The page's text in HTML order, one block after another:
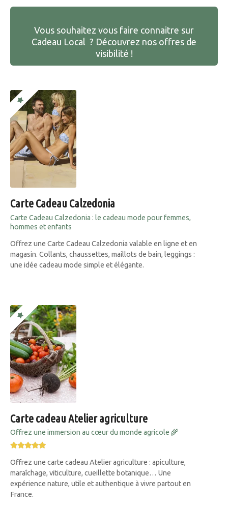
Vous souhaitez vous faire connaitre sur
Cadeau Local ? Découvrez nos offres de
visibilité !
Carte Cadeau Calzedonia
Carte Cadeau Calzedonia : le cadeau mode pour femmes,
hommes et enfants
Offrez une Carte Cadeau Calzedonia valable en ligne et en
magasin. Collants, chaussettes, maillots de bain, leggings :
une idée cadeau mode simple et élégante.
Carte cadeau Atelier agriculture
Offrez une immersion au cœur du monde agricole 🌾
Offrez une carte cadeau Atelier agriculture : apiculture,
maraîchage, viticulture, cueillette botanique… Une
expérience nature, utile et authentique à vivre partout en
France.